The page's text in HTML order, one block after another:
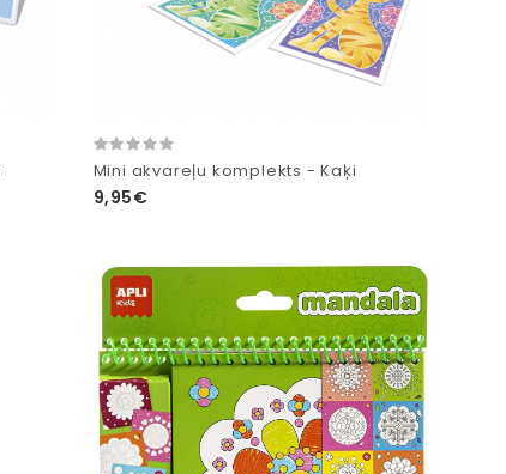
Mini akvareļu komplekts - Kaķi
9,95€